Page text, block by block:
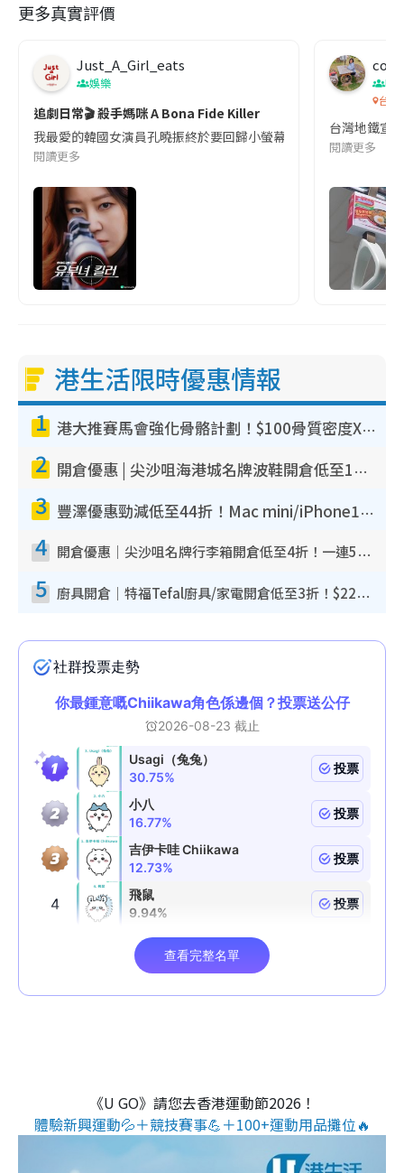
更多真實評價
Just_A_Girl_eats
娛樂
追劇日常🎬 殺手媽咪 A Bona Fide Killer
我最愛的韓國女演員孔曉振終於要回歸小螢幕啦!這次的劇本改編
閱讀更多
co
吹
台灣
台灣地鐵宣
閱讀更多
港生活限時優惠情報
1 港大推賽馬會強化骨骼計劃！$100骨質密度X光檢查 完成免費運動訓練送超市禮券！附參加資格
2 開倉優惠 | 尖沙咀海港城名牌波鞋開倉低至1折！On鞋$899起／Joy&Peace鞋履$98起
3 豐澤優惠勁減低至44折！Mac mini/iPhone17Pro大減價！廚房家電$220起
4 開倉優惠｜尖沙咀名牌行李箱開倉低至4折！一連5日 American Tourister/ace./Hallmark $200起！
5 廚具開倉｜特福Tefal廚具/家電開倉低至3折！$220起買平底鍋/炒鑊/湯煲！電飯煲/吸塵機/燙斗$418起
《U GO》請您去香港運動節2026！
體驗新興運動💦＋競技賽事💪＋100+運動用品攤位🔥